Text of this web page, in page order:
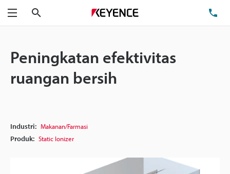
Menu
Peningkatan efektivitas
ruangan bersih
Industri: Makanan/Farmasi
Produk: Static Ionizer